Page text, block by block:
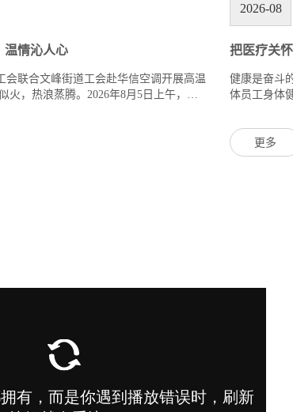
温情沁人心
联合文峰街道工会赴华信空调开展高温
火，热浪蒸腾。2026年8月5日上午，华
2026-08
健康是奋斗的底
体员工身体
中心（...
更多